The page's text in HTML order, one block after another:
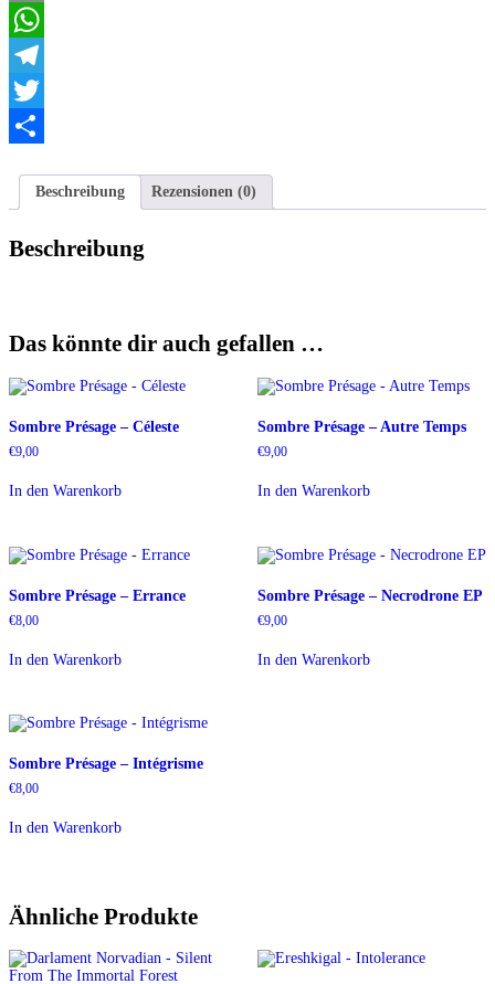
Email
WhatsApp
Telegram
Twitter
Beschreibung
Rezensionen (0)
Beschreibung
Das könnte dir auch gefallen …
Sombre Présage – C​é​leste
€9,00
In den Warenkorb
Sombre Présage – Autre Temps
€9,00
In den Warenkorb
Sombre Présage – Errance
€8,00
In den Warenkorb
Sombre Présage – Necrodrone EP
€9,00
In den Warenkorb
Sombre Présage – Intégrisme
€8,00
In den Warenkorb
Ähnliche Produkte